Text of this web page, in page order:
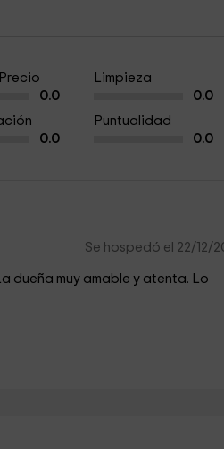
0.0
Limpieza
0.0
0.0
Puntualidad
0.0
Se hospedó el 22/12/
dueña muy amable y atenta. Lo